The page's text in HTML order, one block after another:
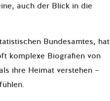
auch der Blick in die
Bundesamtes, hat
komplexe Biografien von
ihre Heimat verstehen –